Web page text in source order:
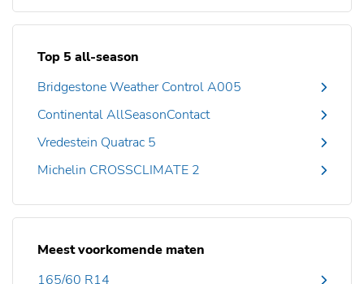
Top 5 all-season
Bridgestone Weather Control A005
Continental AllSeasonContact
Vredestein Quatrac 5
Michelin CROSSCLIMATE 2
Meest voorkomende maten
165/60 R14